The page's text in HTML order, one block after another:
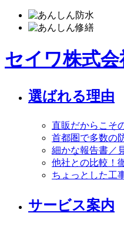
セイワ株式会
選ばれる理由
直販だからこそ
首都圏で多数の
細かな報告書／
他社との比較！
ちょっとした工
サービス案内